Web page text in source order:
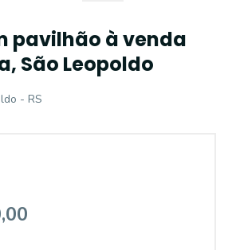
pavilhão à venda
São Leopoldo
- RS